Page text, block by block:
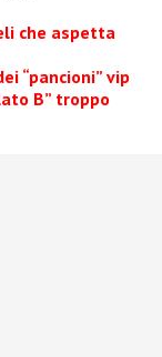
che aspetta
“pancioni” vip
B” troppo